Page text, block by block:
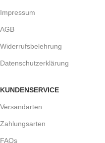
Impressum
AGB
Widerrufsbelehrung
Datenschutzerklärung
KUNDENSERVICE
Versandarten
Zahlungsarten
FAQs